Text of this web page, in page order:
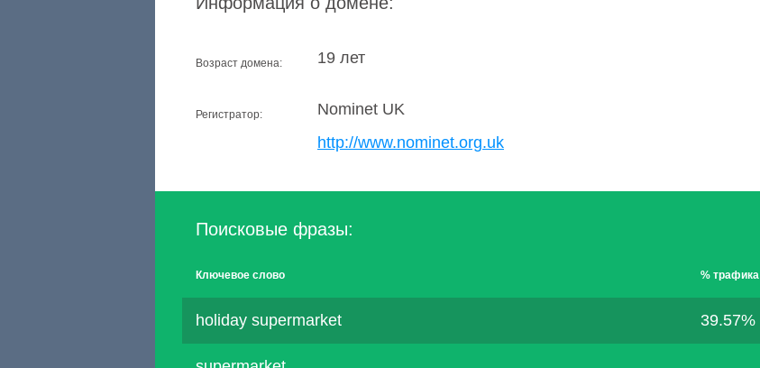
Возраст домена: 19 лет
Регистратор:
Nominet UK
http://www.nominet.org.uk
Поисковые фразы:
Ключевое слово % трафика
holiday supermarket 39.57%